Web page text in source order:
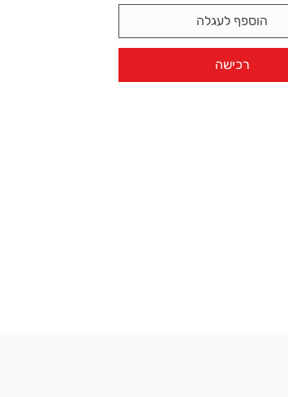
הוספף לעגלה
רכישה